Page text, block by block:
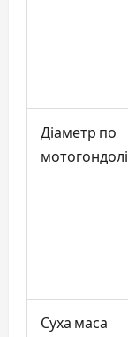
Діаметр по
мотогондолі
Суха маса